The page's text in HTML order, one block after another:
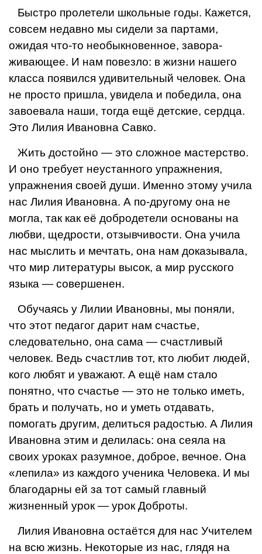
Быстро пролетели школьные годы. Кажется,
совсем недавно мы сидели за партами,
ожидая что-то необыкновенное, завора­
живающее. И нам повезло: в жизни нашего
класса появился удивительный человек. Она
не просто пришла, увидела и победила, она
завоевала наши, тогда ещё детские, сердца.
Это Лилия Ива­новна Савко.
Жить достойно — это сложное мастерство.
И оно требует неустанного упражнения,
упражнения своей души. Именно это­му учила
нас Лилия Ивановна. А по-другому она не
могла, так как её добродетели основаны на
любви, щедрости, отзывчиво­сти. Она учила
нас мыслить и мечтать, она нам доказывала,
что мир литературы высок, а мир русского
языка — совершенен.
Обучаясь у Лилии Ивановны, мы поняли,
что этот педагог да­рит нам счастье,
следовательно, она сама — счастливый
чело­век. Ведь счастлив тот, кто любит людей,
кого любят и ува­жают. А ещё нам стало
понятно, что счастье — это не только иметь,
брать и получать, но и уметь отдавать,
помогать дру­гим, делиться радостью. А Лилия
Ивановна этим и делилась: она сеяла на
своих уроках разумное, доброе, вечное. Она
«лепи­ла» из каждого ученика Человека. И мы
благодарны ей за тот самый главный
жизненный урок — урок Доброты.
Лилия Ивановна остаётся для нас Учителем
на всю жизнь. Не­которые из нас, глядя на